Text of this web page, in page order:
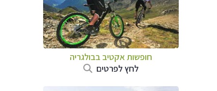
חופשות אקטיב בבולגריה
לחץ לפרטים